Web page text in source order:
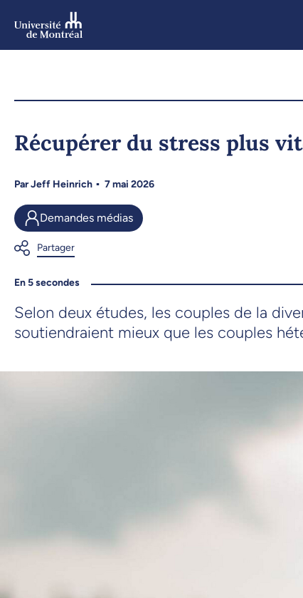
Récupérer du stress plus
ParJeff Heinrich 7 mai 2026
Demandes médias
En 5 secondes
Selon deux études, les couples de la
soutiendraient mieux que les couples